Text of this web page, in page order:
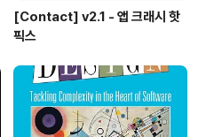
[Contact] v2.1 - 앱 크래시 핫
픽스